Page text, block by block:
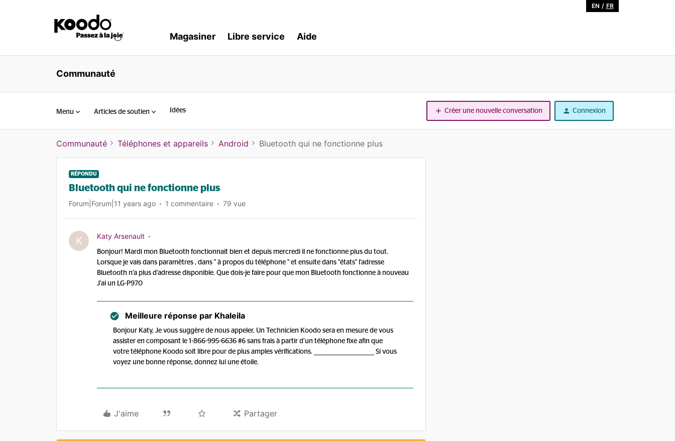
EN / FR
Magasiner Libre service Aide
Communauté
Menu Articles de soutien Idées Créer une nouvelle conversation Connexion
Communauté Téléphones et appareils Android Bluetooth qui ne fonctionne plus
RÉPONDU
Bluetooth qui ne fonctionne plus
Forum|Forum|11 years ago 1 commentaire 79 vue
K Katy Arsenault
Bonjour! Mardi mon Bluetooth fonctionnait bien et depuis mercredi il ne fonctionne plus du tout.
Lorsque je vais dans paramètres , dans " à propos du téléphone " et ensuite dans "états" l'adresse
Bluetooth n'a plus d'adresse disponible. Que dois-je faire pour que mon Bluetooth fonctionne à nouveau
J'ai un LG-P970
Meilleure réponse par Khaleila
Bonjour Katy, Je vous suggère de nous appeler. Un Technicien Koodo sera en mesure de vous
assister en composant le 1-866-995-6636 #6 sans frais à partir d’un téléphone fixe afin que
votre téléphone Koodo soit libre pour de plus amples vérifications. ________________________ Si vous
voyez une bonne réponse, donnez lui une étoile.
J'aime Partager